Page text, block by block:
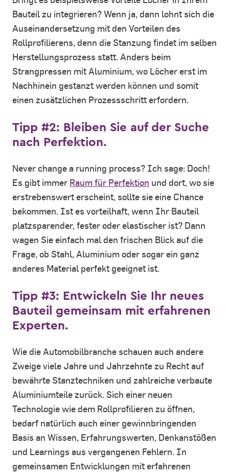
Bauteil zu integrieren? Wenn ja, dann lohnt sich die
Auseinandersetzung mit den Vorteilen des
Rollprofilierens, denn die Stanzung findet im selben
Herstellungsprozess statt. Anders beim
Strangpressen mit Aluminium, wo Löcher erst im
Nachhinein gestanzt werden können und somit
einen zusätzlichen Prozessschritt erfordern.
Tipp #2: Bleiben Sie auf der Suche
nach Perfektion.
Never change a running process? Ich sage: Doch!
Es gibt immer Raum für Perfektion und dort, wo sie
erstrebenswert erscheint, sollte sie eine Chance
bekommen. Ist es vorteilhaft, wenn Ihr Bauteil
platzsparender, fester oder elastischer ist? Dann
wagen Sie einfach mal den frischen Blick auf die
Frage, ob Stahl, Aluminium oder sogar ein ganz
anderes Material perfekt geeignet ist.
Tipp #3: Entwickeln Sie Ihr neues
Bauteil gemeinsam mit erfahrenen
Experten.
Wie die Automobilbranche schauen auch andere
Zweige viele Jahre und Jahrzehnte zu Recht auf
bewährte Stanztechniken und zahlreiche verbaute
Aluminiumteile zurück. Sich einer neuen
Technologie wie dem Rollprofilieren zu öffnen,
bedarf natürlich auch einer gewinnbringenden
Basis an Wissen, Erfahrungswerten, Denkanstößen
und Learnings aus vergangenen Fehlern. In
gemeinsamen Entwicklungen mit erfahrenen